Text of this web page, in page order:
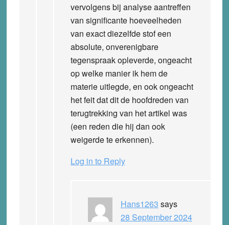
vervolgens bij analyse aantreffen
van significante hoeveelheden
van exact diezelfde stof een
absolute, onverenigbare
tegenspraak opleverde, ongeacht
op welke manier ik hem de
materie uitlegde, en ook ongeacht
het feit dat dit de hoofdreden van
terugtrekking van het artikel was
(een reden die hij dan ook
weigerde te erkennen).
Log in to Reply
Hans1263 says
28 September 2024